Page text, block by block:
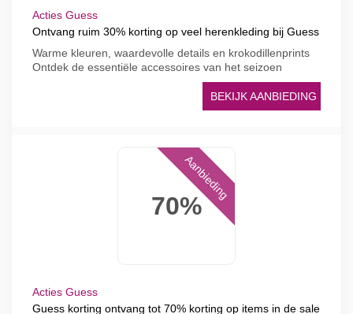
Acties Guess
Ontvang ruim 30% korting op veel herenkleding bij Guess
Warme kleuren, waardevolle details en krokodillenprints
Ontdek de essentiële accessoires van het seizoen
BEKIJK AANBIEDING
70%
Aanbieding
Acties Guess
Guess korting ontvang tot 70% korting op items in de sale